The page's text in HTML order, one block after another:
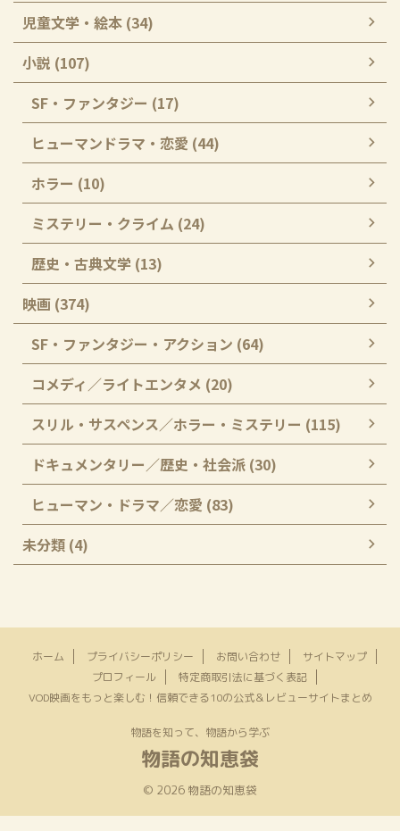
児童文学・絵本 (34)
小説 (107)
SF・ファンタジー (17)
ヒューマンドラマ・恋愛 (44)
ホラー (10)
ミステリー・クライム (24)
歴史・古典文学 (13)
映画 (374)
SF・ファンタジー・アクション (64)
コメディ／ライトエンタメ (20)
スリル・サスペンス／ホラー・ミステリー (115)
ドキュメンタリー／歴史・社会派 (30)
ヒューマン・ドラマ／恋愛 (83)
未分類 (4)
ホーム プライバシーポリシー お問い合わせ
サイトマップ
プロフィール
特定商取引法に基づく表記
VOD映画をもっと楽しむ！信頼できる10の公式＆レビューサイトまとめ
物語を知って、物語から学ぶ
物語の知恵袋
© 2026 物語の知恵袋